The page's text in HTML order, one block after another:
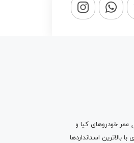
عمر خودروهای کیا و
استانداردها